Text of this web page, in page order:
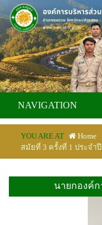
NAVIGATION
YOU ARE AT Home
สมัยที่ 3 ครั้งที่ 1 ประจำ
นายกองค์